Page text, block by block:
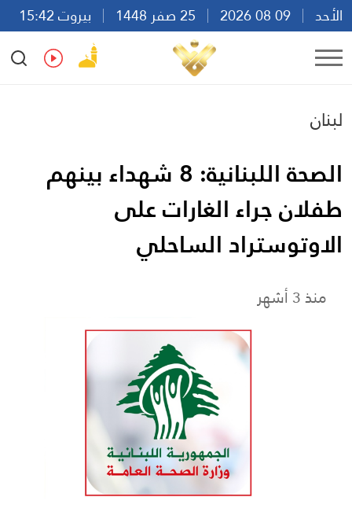
الأحد
بيروت 15:42
Ar
En Fr Es
لبنان
الصحة اللبنانية: 8 شهداء بينهم
طفلان جراء الغارات على
الاوتوستراد الساحلي
منذ 3 أشهر